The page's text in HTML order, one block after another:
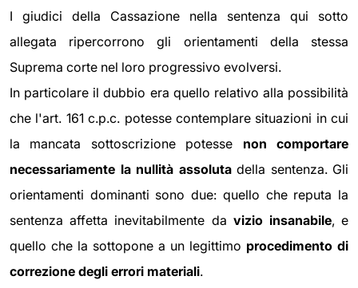
I giudici della Cassazione nella sentenza qui sotto
allegata ripercorrono gli orientamenti della stessa
Suprema corte nel loro progressivo evolversi.
In particolare il dubbio era quello relativo alla possibilità
che l'art. 161 c.p.c. potesse contemplare situazioni in cui
la mancata sottoscrizione potesse non comportare
necessariamente la nullità assolutadella sentenza. Gli
orientamenti dominanti sono due: quello che reputa la
sentenza affetta inevitabilmente da vizio insanabile, e
quello che la sottopone a un legittimo procedimento di
correzione degli errori materiali.